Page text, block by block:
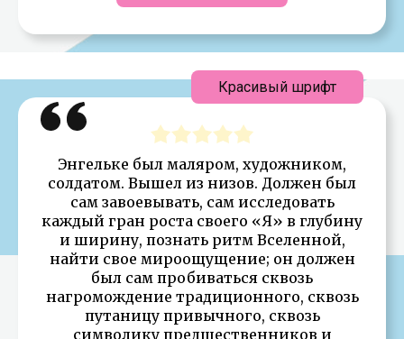
Энгельке был маляром, художником,
солдатом. Вышел из низов. Должен был
сам завоевывать, сам исследовать
каждый гран роста своего «Я» в глубину
и ширину, познать ритм Вселенной,
найти свое мироощущение; он должен
был сам пробиваться сквозь
нагромождение традиционного, сквозь
путаницу привычного, сквозь
символику предшественников и
Красивый шрифт